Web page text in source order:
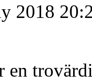
2018
en